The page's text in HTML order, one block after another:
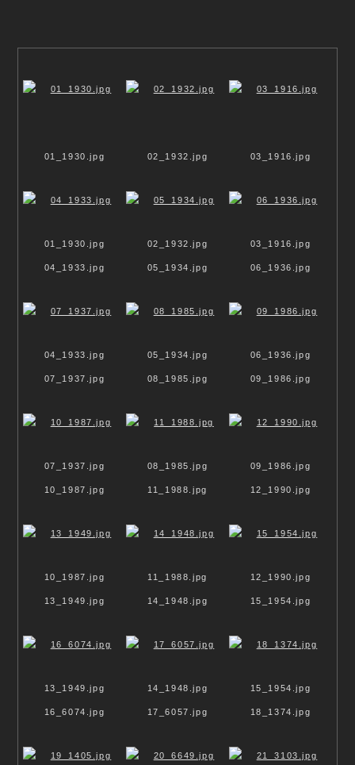
• NATUR
Showroom
Ek-statisch
Floramagie
Vita
AGB
Formvollendet
Verbindung
FLORAMAGIE
WASSER + PFLANZEN
01_1930.jpg
01_1930.jpg
02_1932.jpg
02_1932.jpg
03_1916.jpg
03_1916.jpg
04_1933.jpg
04_1933.jpg
05_1934.jpg
05_1934.jpg
06_1936.jpg
06_1936.jpg
07_1937.jpg
07_1937.jpg
08_1985.jpg
08_1985.jpg
09_1986.jpg
09_1986.jpg
10_1987.jpg
10_1987.jpg
11_1988.jpg
11_1988.jpg
12_1990.jpg
12_1990.jpg
13_1949.jpg
13_1949.jpg
14_1948.jpg
14_1948.jpg
15_1954.jpg
15_1954.jpg
16_6074.jpg 17_6057.jpg 18_1374.jpg